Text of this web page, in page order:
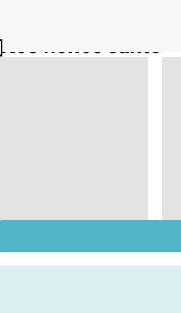
Nos fiches santé
bonnes résolutions